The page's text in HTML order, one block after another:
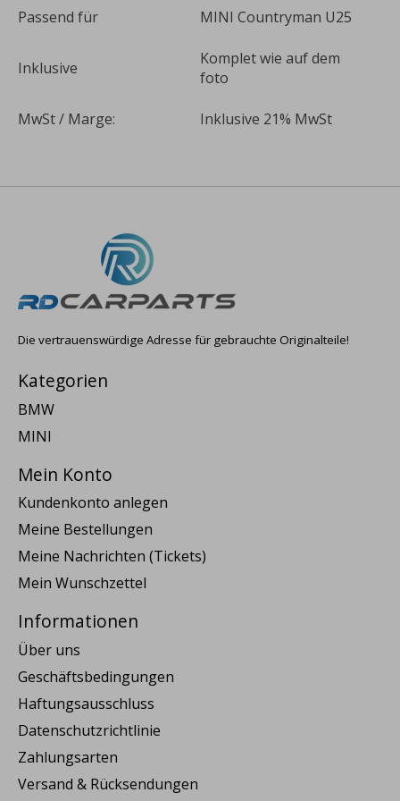
Passend für MINI Countryman U25
Inklusive
Komplet wie auf dem
foto
MwSt / Marge: Inklusive 21% MwSt
Die vertrauenswürdige Adresse für gebrauchte Originalteile!
Kategorien
BMW
MINI
Mein Konto
Kundenkonto anlegen
Meine Bestellungen
Meine Nachrichten (Tickets)
Mein Wunschzettel
Informationen
Über uns
Geschäftsbedingungen
Haftungsausschluss
Datenschutzrichtlinie
Zahlungsarten
Versand & Rücksendungen